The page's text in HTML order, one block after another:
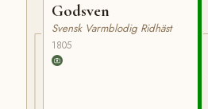
Godsven
Svensk Varmblodig Ridhäst
1805